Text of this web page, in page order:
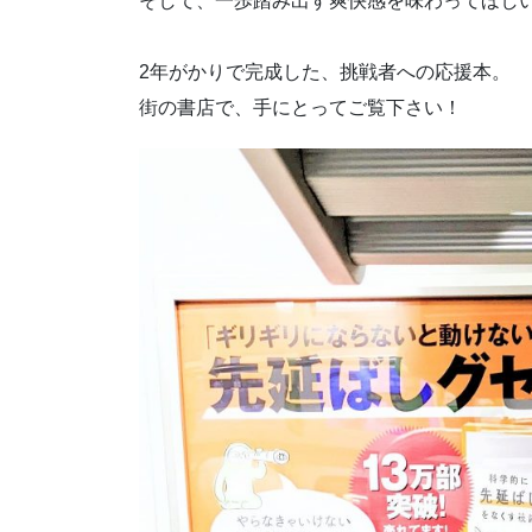
2年がかりで完成した、挑戦者への応援本。
街の書店で、手にとってご覧下さい！